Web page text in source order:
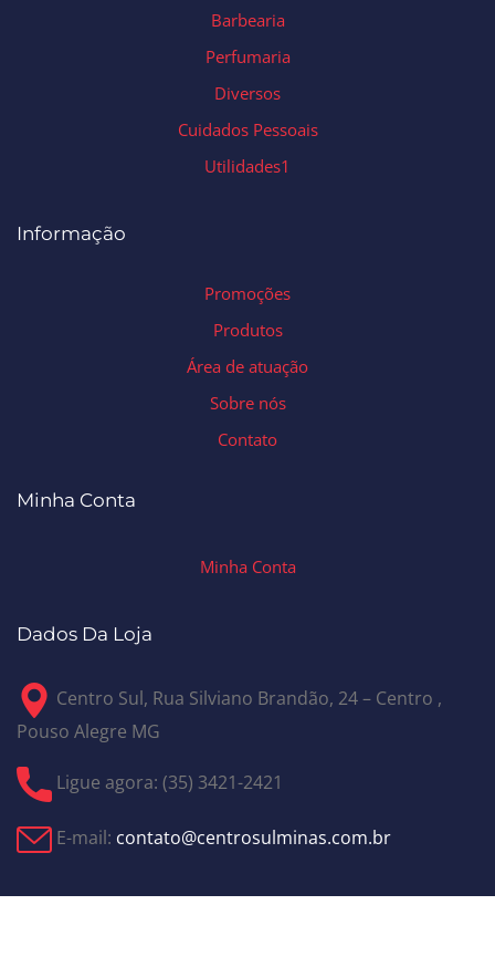
Barbearia
Perfumaria
Diversos
Cuidados Pessoais
Utilidades1
Informação
Promoções
Produtos
Área de atuação
Sobre nós
Contato
Minha Conta
Minha Conta
Dados Da Loja
Centro Sul, Rua Silviano Brandão, 24 – Centro ,
Pouso Alegre MG
Ligue agora: (35) 3421-2421
E-mail: contato@centrosulminas.com.br